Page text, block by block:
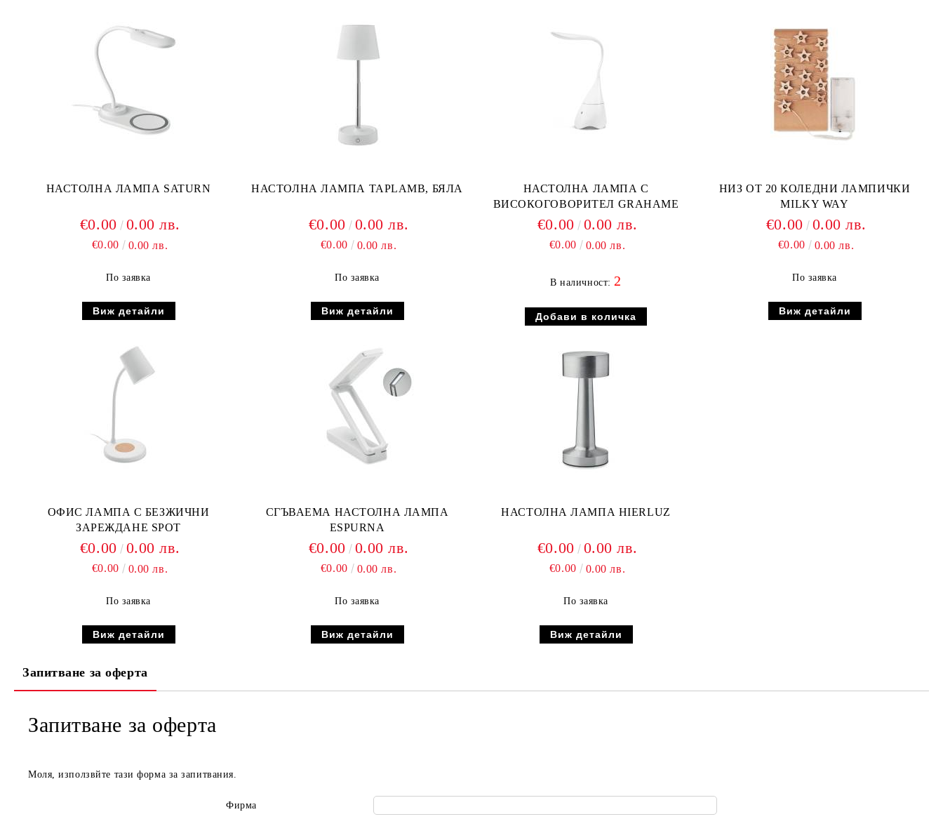
НАСТОЛНА ЛАМПА SATURN
€0.00 0.00 лв.
€0.00 0.00 лв.
По заявка
Виж детайли
НАСТОЛНА ЛАМПА TAPLAMB, БЯЛА
€0.00 0.00 лв.
€0.00 0.00 лв.
По заявка
Виж детайли
НАСТОЛНА ЛАМПА С
ВИСОКОГОВОРИТЕЛ GRAHAME
€0.00 0.00 лв.
€0.00 0.00 лв.
В наличност:2
НИЗ ОТ 20 КОЛЕДНИ ЛАМПИЧКИ
MILKY WAY
€0.00 0.00 лв.
€0.00 0.00 лв.
По заявка
Виж детайли
ОФИС ЛАМПА С БЕЗЖИЧНИ
ЗАРЕЖДАНЕ SPOT
€0.00 0.00 лв.
€0.00 0.00 лв.
По заявка
Виж детайли
СГЪВАЕМА НАСТОЛНА ЛАМПА
ESPURNA
€0.00 0.00 лв.
€0.00 0.00 лв.
По заявка
Виж детайли
НАСТОЛНА ЛАМПА HIERLUZ
€0.00 0.00 лв.
€0.00 0.00 лв.
По заявка
Виж детайли
Запитване за оферта
Запитване за оферта
Моля, използвйте тази форма за запитвания.
Фирма